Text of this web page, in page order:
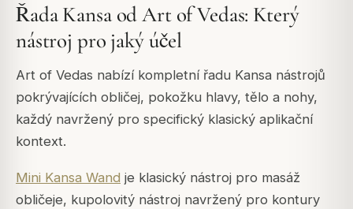
Řada Kansa od Art of Vedas: Který
nástroj pro jaký účel
Art of Vedas nabízí kompletní řadu Kansa nástrojů
pokrývajících obličej, pokožku hlavy, tělo a nohy,
každý navržený pro specifický klasický aplikační
kontext.
Mini Kansa Wand je klasický nástroj pro masáž
obličeje, kupolovitý nástroj navržený pro kontury